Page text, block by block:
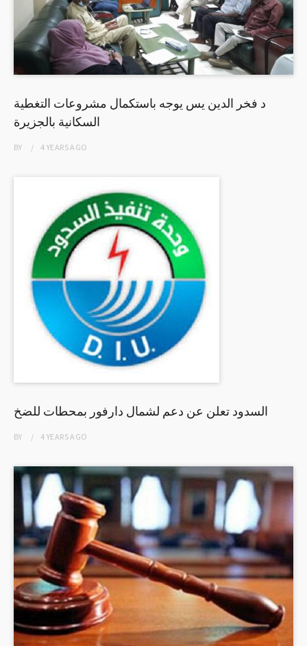
د فخر الدين يس يوجه باستكمال مشروعات التغطية
السكانية بالجزيرة
BY 4 YEARSAGO
السدود تعلن عن دعم لشمال دارفور بمحطات للضخ
BY 4 YEARSAGO